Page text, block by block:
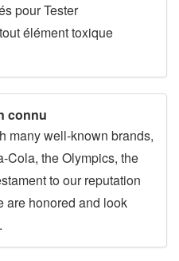
pour Tester
élément toxique
connu
many well-known brands,
Cola, the Olympics, the
to our reputation
are honored and look